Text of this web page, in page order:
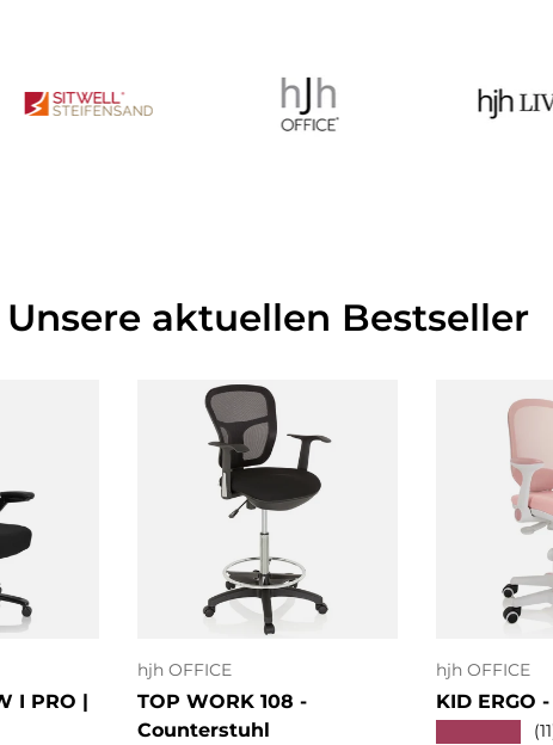
Unsere aktuellen Bestseller
I PRO |
hjh OFFICE
TOP WORK 108 -
Counterstuhl
In den Warenkorb
hjh OFFICE
KID ERGO